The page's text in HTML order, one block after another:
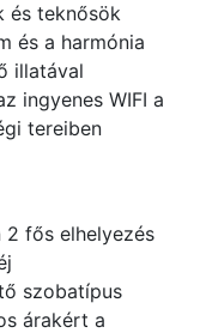
és teknősök
és a harmónia
illatával
ingyenes WIFI a
tereiben
2 fős elhelyezés
szobatípus
árakért a